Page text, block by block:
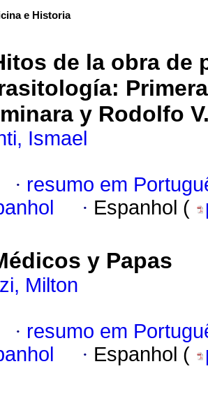
e Historia
de la obra de
:
y Rodolfo
Ismael
· resumo em
· Espanhol (
y Papas
Milton
· resumo em
· Espanhol (